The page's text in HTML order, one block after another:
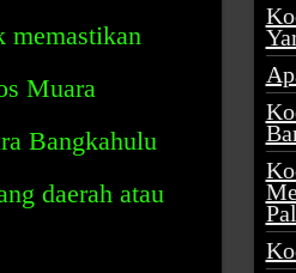
memastikan
Muara
Bangkahulu
daerah atau